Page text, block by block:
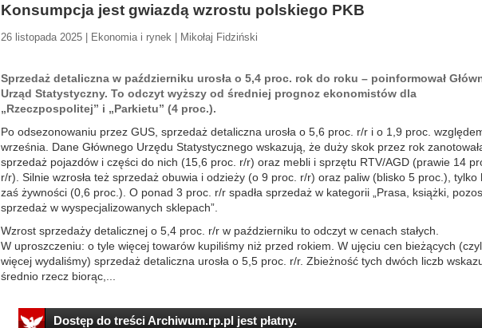
Konsumpcja jest gwiazdą wzrostu polskiego PKB
26 listopada 2025 | Ekonomia i rynek | Mikołaj Fidziński
Sprzedaż detaliczna w październiku urosła o 5,4 proc. rok do roku – poinformował
Urząd Statystyczny. To odczyt wyższy od średniej prognoz ekonomistów dla
„Rzeczpospolitej” i „Parkietu” (4 proc.).
Po odsezonowaniu przez GUS, sprzedaż detaliczna urosła o 5,6 proc. r/r i o 1,9 proc.
września. Dane Głównego Urzędu Statystycznego wskazują, że duży skok przez rok
sprzedaż pojazdów i części do nich (15,6 proc. r/r) oraz mebli i sprzętu RTV/AGD (prawie 14
r/r). Silnie wzrosła też sprzedaż obuwia i odzieży (o 9 proc. r/r) oraz paliw (blisko 5 proc.), tylko
zaś żywności (0,6 proc.). O ponad 3 proc. r/r spadła sprzedaż w kategorii „Prasa, książki,
sprzedaż w wyspecjalizowanych sklepach”.
Wzrost sprzedaży detalicznej o 5,4 proc. r/r w październiku to odczyt w cenach stałych.
W uproszczeniu: o tyle więcej towarów kupiliśmy niż przed rokiem. W ujęciu cen bieżących
więcej wydaliśmy) sprzedaż detaliczna urosła o 5,5 proc. r/r. Zbieżność tych dwóch liczb
średnio rzecz biorąc,...
Dostęp do treści Archiwum.rp.pl jest płatny.